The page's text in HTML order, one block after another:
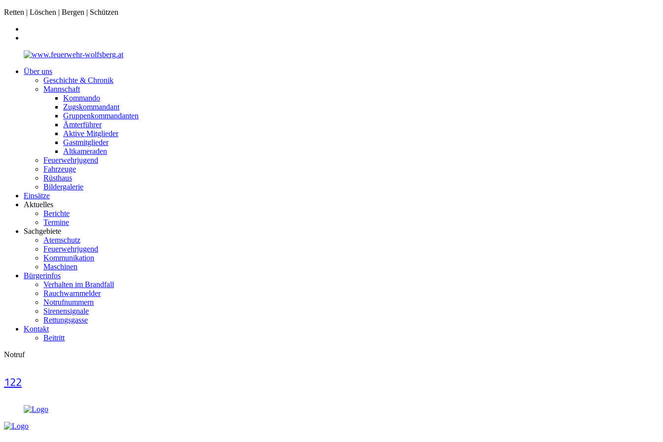
Retten | Löschen | Bergen | Schützen
Über uns
Geschichte & Chronik
Mannschaft
Kommando
Zugskommandant
Gruppenkommandanten
Ämterführer
Aktive Mitglieder
Gastmitglieder
Altkameraden
Feuerwehrjugend
Fahrzeuge
Rüsthaus
Bildergalerie
Einsätze
Aktuelles
Berichte
Termine
Sachgebiete
Atemschutz
Feuerwehrjugend
Kommunikation
Maschinen
Bürgerinfos
Verhalten im Brandfall
Rauchwarnmelder
Notrufnummern
Sirenensignale
Rettungsgasse
Kontakt
Beitritt
Notruf
122